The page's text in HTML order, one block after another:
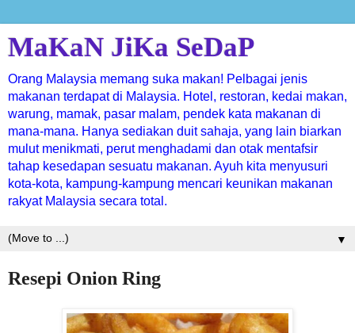
MaKaN JiKa SeDaP
Orang Malaysia memang suka makan! Pelbagai jenis
makanan terdapat di Malaysia. Hotel, restoran, kedai makan,
warung, mamak, pasar malam, pendek kata makanan di
mana-mana. Hanya sediakan duit sahaja, yang lain biarkan
mulut menikmati, perut menghadami dan otak mentafsir
tahap kesedapan sesuatu makanan. Ayuh kita menyusuri
kota-kota, kampung-kampung mencari keunikan makanan
rakyat Malaysia secara total.
▼
Resepi Onion Ring